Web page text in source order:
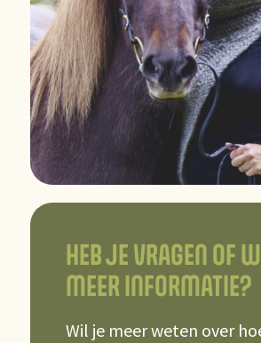
HEB JE VRAGEN OF
MEER INFORMATIE?
Wil je meer weten over